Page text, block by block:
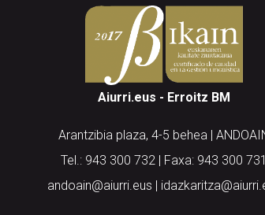
Aiurri.eus - Erroitz BM
Arantzibia plaza, 4-5 behea |
Tel.: 943 300 732 | Faxa: 943 300 731
andoain@aiurri.eus |